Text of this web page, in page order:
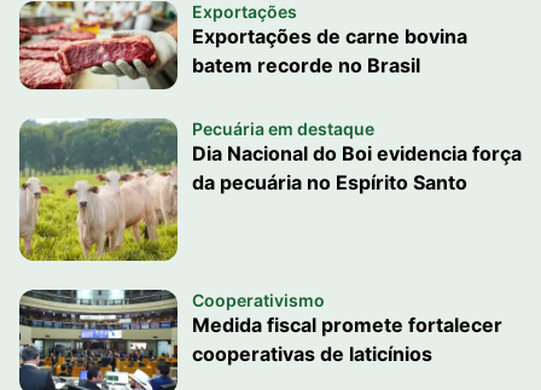
Exportações
Exportações de carne bovina
batem recorde no Brasil
Pecuária em destaque
Dia Nacional do Boi evidencia força
da pecuária no Espírito Santo
Cooperativismo
Medida fiscal promete fortalecer
cooperativas de laticínios